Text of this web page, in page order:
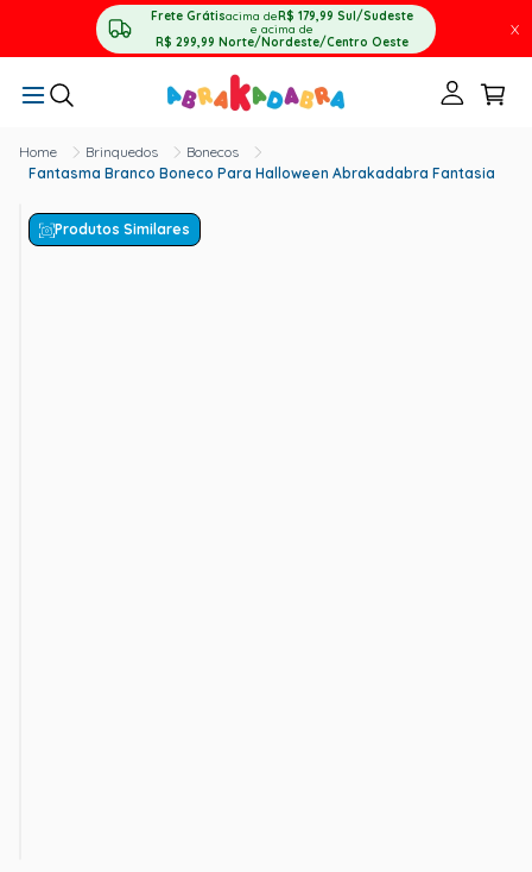
Frete Grátisacima deR$ 179,99 Sul/Sudeste
e acima de
R$ 299,99 Norte/Nordeste/Centro Oeste
X
Brinquedos
Bonecos
Fantasma Branco Boneco Para Halloween Abrakadabra Fantasia
Produtos Similares